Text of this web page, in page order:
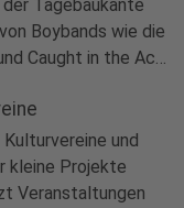
Tagebaukante
Boybands wie die
Caught in the Act
und
kleine Projekte
Veranstaltungen